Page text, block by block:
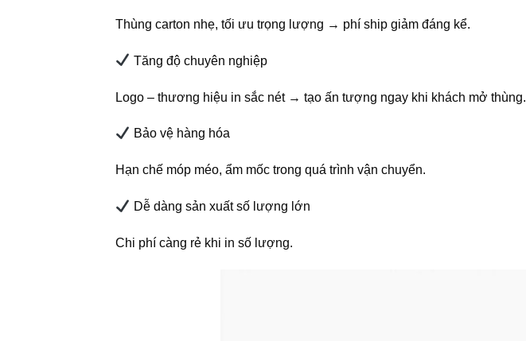
Thùng carton nhẹ, tối ưu trọng lượng → phí ship giảm đáng kể.
Tăng độ chuyên nghiệp
Logo – thương hiệu in sắc nét → tạo ấn tượng ngay khi khách mở thùng.
Bảo vệ hàng hóa
Hạn chế móp méo, ẩm mốc trong quá trình vận chuyển.
Dễ dàng sản xuất số lượng lớn
Chi phí càng rẻ khi in số lượng.